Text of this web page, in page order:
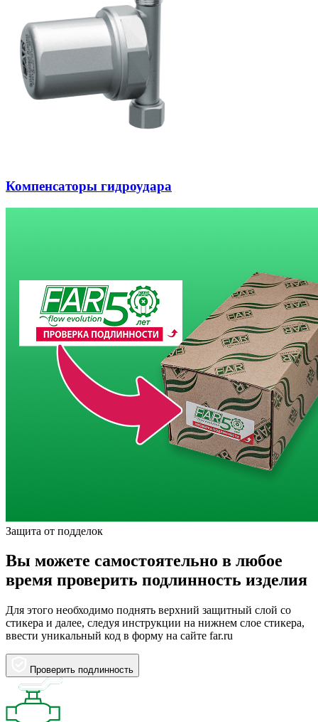
Компенсаторы гидроудара
Защита от подделок
Вы можете самостоятельно в любое
время проверить подлинность изделия
Для этого необходимо поднять верхний защитный слой со
стикера и далее, следуя инструкции на нижнем слое стикера,
ввести уникальный код в форму на сайте far.ru
Проверить подлинность